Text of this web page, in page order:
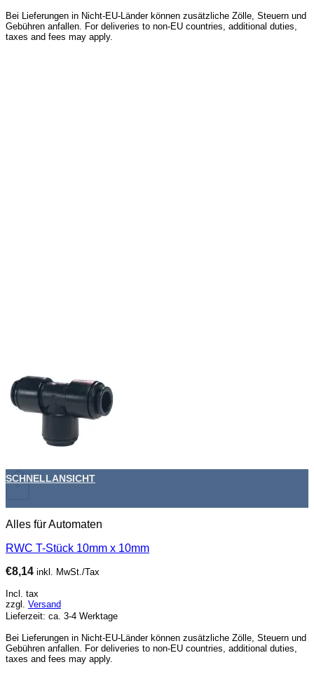
Bei Lieferungen in Nicht-EU-Länder können zusätzliche Zölle, Steuern und
Gebühren anfallen. For deliveries to non-EU countries, additional duties,
taxes and fees may apply.
+
SCHNELLANSICHT
Alles für Automaten
RWC T-Stück 10mm x 10mm
€8,14 inkl. MwSt./Tax
Incl. tax
zzgl. Versand
Lieferzeit: ca. 3-4 Werktage
Bei Lieferungen in Nicht-EU-Länder können zusätzliche Zölle, Steuern und
Gebühren anfallen. For deliveries to non-EU countries, additional duties,
taxes and fees may apply.